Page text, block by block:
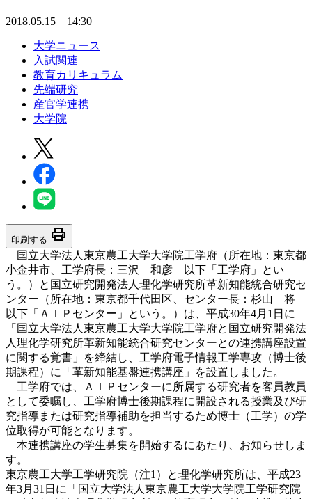
2018.05.15 14:30
大学ニュース
入試関連
教育カリキュラム
先端研究
産官学連携
大学院
印刷する print
国立大学法人東京農工大学大学院工学府（所在地：東京都
小金井市、工学府長：三沢 和彦 以下「工学府」とい
う。）と国立研究開発法人理化学研究所革新知能統合研究セ
ンター（所在地：東京都千代田区、センター長：杉山 将
以下「ＡＩＰセンター」という。）は、平成30年4月1日に
「国立大学法人東京農工大学大学院工学府と国立研究開発法
人理化学研究所革新知能統合研究センターとの連携講座設置
に関する覚書」を締結し、工学府電子情報工学専攻（博士後
期課程）に「革新知能基盤連携講座」を設置しました。
工学府では、ＡＩＰセンターに所属する研究者を客員教員
として委嘱し、工学府博士後期課程に開設される授業及び研
究指導または研究指導補助を担当するため博士（工学）の学
位取得が可能となります。
本連携講座の学生募集を開始するにあたり、お知らせしま
す。
東京農工大学工学研究院（注1）と理化学研究所は、平成23
年3月31日に「国立大学法人東京農工大学大学院工学研究院